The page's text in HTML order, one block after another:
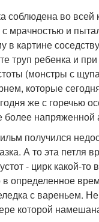
во всей
мрачностью и
картине
труп ребенка и
(монстры с
которые
же с горечью
получился
А то эта петля
- цирк какой-
определенное
с вареньем.
которой